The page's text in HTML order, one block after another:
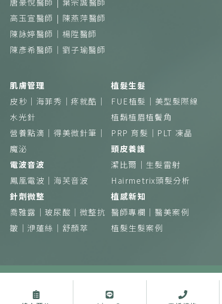
高玉宣醫師 | 陳燕萍醫師
陳詠婷醫師｜ 楊陞醫師
陳彥希醫師｜ 劉子瑜醫師
肌膚管理
皮秒｜ 海菲秀｜疼就酷｜
水光針
營養點滴｜得美微針筆｜
魔泌
電波音波
鳳凰電波｜ 海芙音波
針劑微整
喬雅露｜ 玻尿酸｜ 微整抗
皺｜洢蓮絲｜ 舒顏萃
植髮生髮
FUE植髮｜ 美型髮際線
植鬍植眉植鬢角
PRP 育髮｜ PLT 凍晶
頭皮養護
潔比爾｜ 生髮雷射
Hairmetrix頭髮分析
植感新知
醫師專欄｜ 醫美案例
植髮生髮案例
禁止任何網際網路服務業者轉錄其網路資訊之內容供人點閱。但以網
路搜尋或超連結方式，進入醫療機構之網址（域）直接點閱者，不在